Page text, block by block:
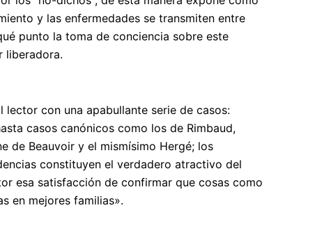
y las enfermedades se transmiten entre
punto la toma de conciencia sobre este
liberadora.
lector con una apabullante serie de casos:
casos canónicos como los de Rimbaud,
de Beauvoir y el mismísimo Hergé; los
constituyen el verdadero atractivo del
esa satisfacción de confirmar que cosas como
en mejores familias».